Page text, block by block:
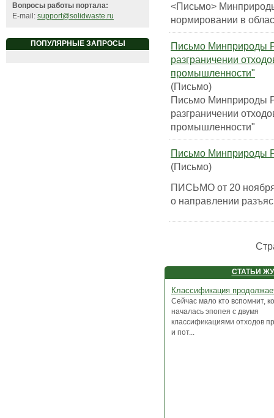
Вопросы работы портала:
E-mail: support@solidwaste.ru
ПОПУЛЯРНЫЕ ЗАПРОСЫ
<Письмо>
нормировании в
Письмо Минприроды
разграничении
промышленности"
(Письмо)
Письмо Минприроды
разграничении
промышленности"
Письмо Минприроды
(Письмо)
ПИСЬМО от 20
о направлении
СТАТЬИ
Классификация
Сейчас мало кто вспомнит,
началась эпопея с двумя
классификациями отходов
и пот...